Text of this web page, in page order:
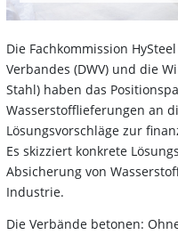
Die Fachkommission
Verbandes (DWV) und die
Stahl) haben das
Wasserstofflieferungen an
Lösungsvorschläge zur
Es skizziert konkrete
Absicherung von
Industrie.
Die Verbände betonen: